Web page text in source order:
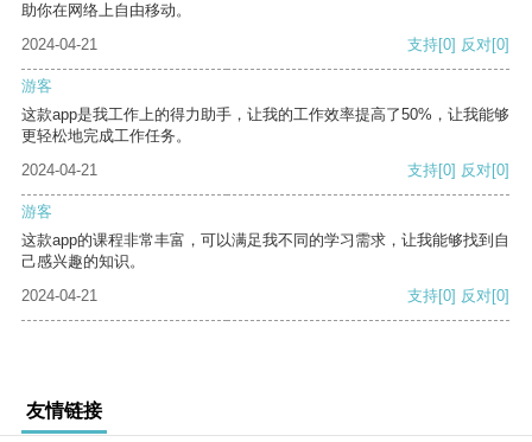
助你在网络上自由移动。
2024-04-21
支持[0] 反对[0]
游客
这款app是我工作上的得力助手，让我的工作效率提高了50%，让我能够
更轻松地完成工作任务。
2024-04-21
支持[0] 反对[0]
游客
这款app的课程非常丰富，可以满足我不同的学习需求，让我能够找到自
己感兴趣的知识。
2024-04-21
支持[0] 反对[0]
友情链接